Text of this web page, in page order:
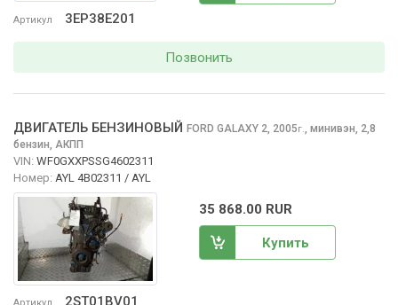
Артикул 3EP38E201
Позвонить
ДВИГАТЕЛЬ БЕНЗИНОВЫЙ FORD GALAXY 2, 2005г. минивэн, 2,8
бензин, АКПП
VIN: WF0GXXPSSG4602311
Номер: AYL 4B02311 / AYL
35 868.00 RUR
Купить